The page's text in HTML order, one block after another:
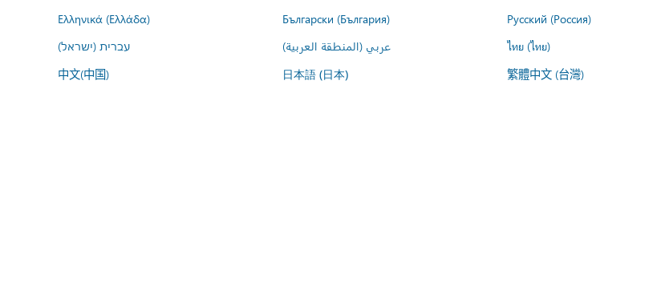
Ελληνικά (Ελλάδα)
Български (България) Русский (Россия)
עברית (ישראל)
عربي (المنطقة العربية) ไทย (ไทย)
中文(中国) 日本語 (日本) 繁體中文 (台灣)